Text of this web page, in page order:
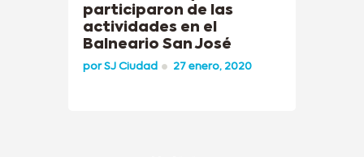
participaron de las
actividades en el
Balneario San José
porSJ Ciudad 27 enero, 2020